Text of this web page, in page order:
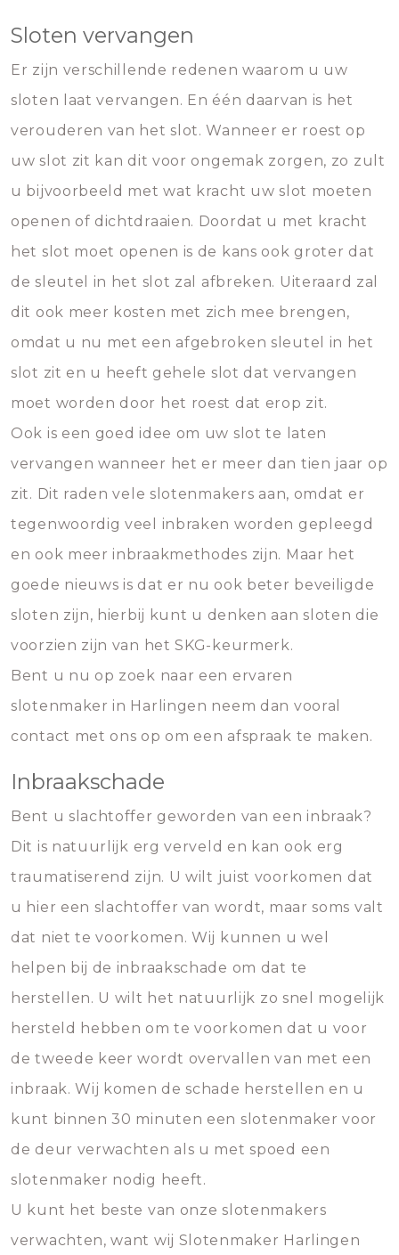
Sloten vervangen
Er zijn verschillende redenen waarom u uw
sloten laat vervangen. En één daarvan is het
verouderen van het slot. Wanneer er roest op
uw slot zit kan dit voor ongemak zorgen, zo zult
u bijvoorbeeld met wat kracht uw slot moeten
openen of dichtdraaien. Doordat u met kracht
het slot moet openen is de kans ook groter dat
de sleutel in het slot zal afbreken. Uiteraard zal
dit ook meer kosten met zich mee brengen,
omdat u nu met een afgebroken sleutel in het
slot zit en u heeft gehele slot dat vervangen
moet worden door het roest dat erop zit.
Ook is een goed idee om uw slot te laten
vervangen wanneer het er meer dan tien jaar op
zit. Dit raden vele slotenmakers aan, omdat er
tegenwoordig veel inbraken worden gepleegd
en ook meer inbraakmethodes zijn. Maar het
goede nieuws is dat er nu ook beter beveiligde
sloten zijn, hierbij kunt u denken aan sloten die
voorzien zijn van het SKG-keurmerk.
Bent u nu op zoek naar een ervaren
slotenmaker in Harlingen neem dan vooral
contact met ons op om een afspraak te maken.
Inbraakschade
Bent u slachtoffer geworden van een inbraak?
Dit is natuurlijk erg verveld en kan ook erg
traumatiserend zijn. U wilt juist voorkomen dat
u hier een slachtoffer van wordt, maar soms valt
dat niet te voorkomen. Wij kunnen u wel
helpen bij de inbraakschade om dat te
herstellen. U wilt het natuurlijk zo snel mogelijk
hersteld hebben om te voorkomen dat u voor
de tweede keer wordt overvallen van met een
inbraak. Wij komen de schade herstellen en u
kunt binnen 30 minuten een slotenmaker voor
de deur verwachten als u met spoed een
slotenmaker nodig heeft.
U kunt het beste van onze slotenmakers
verwachten, want wij Slotenmaker Harlingen